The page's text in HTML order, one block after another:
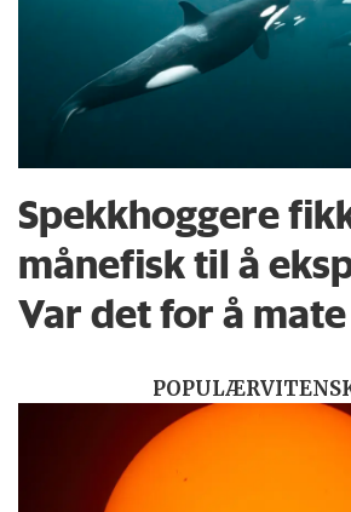
Spekkhoggere
månefisk til å
Var det for å